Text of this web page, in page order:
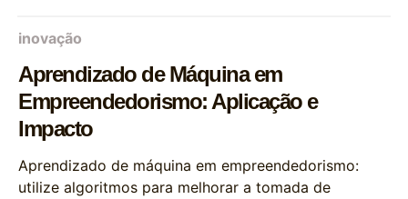
inovação
Aprendizado de Máquina em
Empreendedorismo: Aplicação e
Impacto
Aprendizado de máquina em empreendedorismo:
utilize algoritmos para melhorar a tomada de